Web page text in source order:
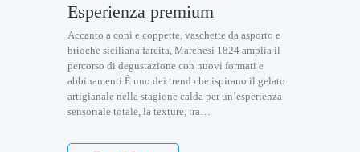
Esperienza premium
Accanto a coni e coppette, vaschette da asporto e
brioche siciliana farcita, Marchesi 1824 amplia il
percorso di degustazione con nuovi formati e
abbinamenti È uno dei trend che ispirano il gelato
artigianale nella stagione calda per un’esperienza
sensoriale totale, la texture, tra…